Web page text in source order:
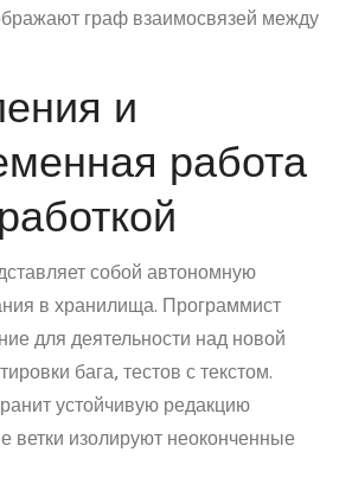
граф взаимосвязей между
и
работа
собой автономную
в хранилища. Программист
для деятельности над новой
бага, тестов с текстом.
устойчивую редакцию
ветки изолируют неоконченные